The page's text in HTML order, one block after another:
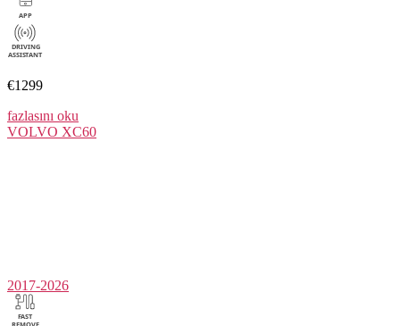
€1299
fazlasını oku
VOLVO XC60
2017-2026